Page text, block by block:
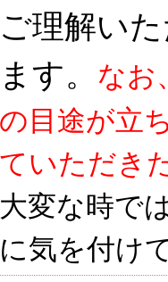
ご理解い
ます。
なお
の目途が立
ていただき
大変な時で
に気を付け